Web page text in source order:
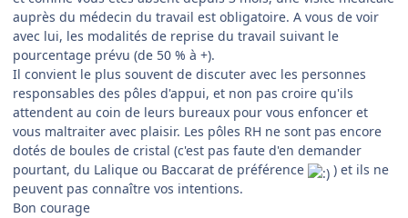
auprès du médecin du travail est obligatoire. A vous de voir
avec lui, les modalités de reprise du travail suivant le
pourcentage prévu (de 50 % à +).
Il convient le plus souvent de discuter avec les personnes
responsables des pôles d'appui, et non pas croire qu'ils
attendent au coin de leurs bureaux pour vous enfoncer et
vous maltraiter avec plaisir. Les pôles RH ne sont pas encore
dotés de boules de cristal (c'est pas faute d'en demander
pourtant, du Lalique ou Baccarat de préférence
) et ils ne
peuvent pas connaître vos intentions.
Bon courage